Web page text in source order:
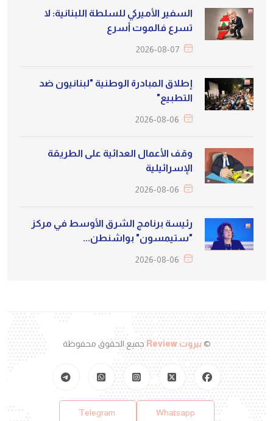
السفير الأميركي للسلطة اللبنانية: لا
تسرع فالموت أسرع
2026-08-07
إطلاق المبادرة الوطنية "لبنانيون ضد
التطبيع"
2026-08-06
وقف الأعمال العدائية على الطريقة
الإسرائيلية
2026-08-06
رئيسة برنامج الشرق الأوسط في مركز
"ستيمسون" بواشنطن...
2026-08-06
© بيروت Review جميع الحقوق محفوظة
Telegram Whatsapp